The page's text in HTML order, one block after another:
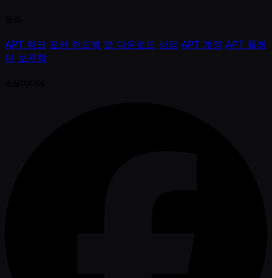
APT 링크 포커 핸드북 앱 다운로드 상점 APT 계정 APT 플레
이 보관함